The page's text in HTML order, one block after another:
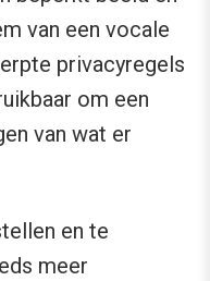
van een vocale
privacyregels
om een
van wat er
en te
meer